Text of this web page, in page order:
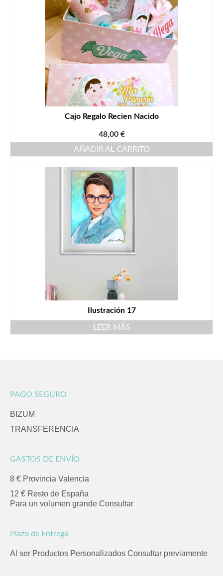
Desayunos
Regalos Comunión
Regalos Personalizados
Contacto
Cajo Regalo Recien Nacido
48,00 €
AÑADIR AL CARRITO
Ilustración 17
LEER MÁS
PAGO SEGURO
BIZUM
TRANSFERENCIA
GASTOS DE ENVÍO
8 € Provincia Valencia
12 € Resto de España
Para un volumen grande Consultar
Plazo de Entrega
Al ser Productos Personalizados Consultar previamente